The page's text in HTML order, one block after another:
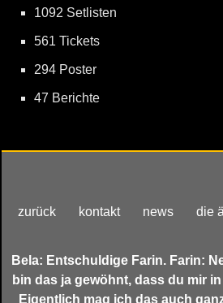
1092 Setlisten
561 Tickets
294 Poster
47 Berichte
zurück kontakt news die
Bela: Entschuldige Farin. Farin:
bin das ja gewöhnt, dass du mir
Eigentlich mag ich das auch